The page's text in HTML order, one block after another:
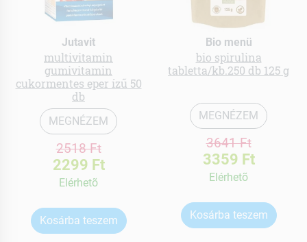
Jutavit
multivitamin
gumivitamin
cukormentes eper ízű 50
db
MEGNÉZEM
2518 Ft
2299 Ft
Elérhetõ
Kosárba teszem
Bio menü
bio spirulina
tabletta/kb.250 db 125 g
MEGNÉZEM
3641 Ft
3359 Ft
Elérhetõ
Kosárba teszem